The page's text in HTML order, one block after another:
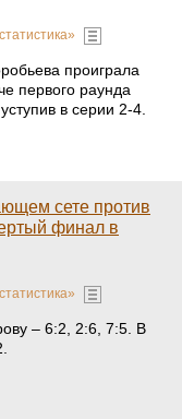
проиграла
первого раунда
в серии 2-4.
сете против
финал в
– 6:2, 2:6, 7:5. В